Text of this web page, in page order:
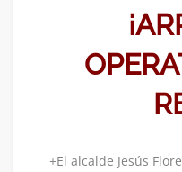
+El alcalde Jesús